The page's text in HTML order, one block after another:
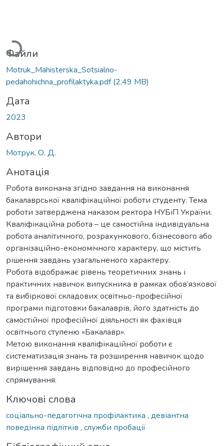
Вантажиться...
Файли
Motruk_Mahisterska_Sotsialno-
pedahohichna_profilaktyka.pdf(2,49 MB)
Дата
2023
Автори
Мотрук, О. Д.
Анотація
Робота виконана згідно завдання на виконання
бакалаврської кваліфікаційної роботи студенту. Тема
роботи затверджена наказом ректора НУБіП України.
Кваліфікаційна робота – це самостійна індивідуальна
робота аналітичного, розрахункового, бізнесового або
організаційно-економічного характеру, що містить
рішення завдань узагальненого характеру.
Робота відображає рівень теоретичних знань і
практичних навичок випускника в рамках обов’язкової
та вибіркової складових освітньо-професійної
програми підготовки бакалаврів, його здатність до
самостійної професійної діяльності як фахівця
освітнього ступеню «Бакалавр».
Метою виконання кваліфікаційної роботи є
систематизація знань та розширення навичок щодо
вирішення завдань відповідно до професійного
спрямування.
Ключові слова
соціально-педагогічна профілактика , девіантна
поведінка підлітків , служби пробації